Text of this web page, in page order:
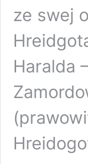
ze swej
Haralda